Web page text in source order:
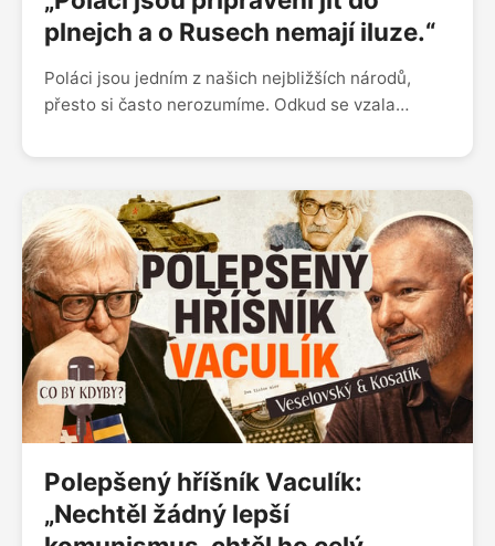
plnejch a o Rusech nemají iluze.“
Poláci jsou jedním z našich nejbližších národů,
přesto si často nerozumíme. Odkud se vzala
jako kšeftaře, kteří seženou úplně všechno? A čím
na vlastní dějiny od toho českého? Martin
Veselovský a Pavel Kosatík o sousedech, které
máme na dosah, ale přesto jim často nerozumíme.
Polepšený hříšník Vaculík:
„Nechtěl žádný lepší